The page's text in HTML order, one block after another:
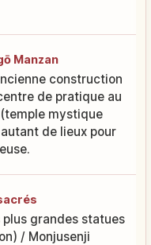
Manzan
construction
de pratique au
mystique
de lieux pour
plus grandes statues
/ Monjusenji